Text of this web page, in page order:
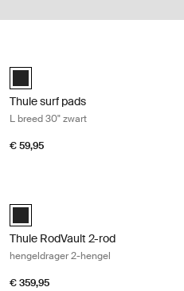
Black (selected)
Thule surf pads
L breed 30" zwart
€ 59,95
Black (selected)
Thule RodVault 2-rod
hengeldrager 2-hengel
€ 359,95